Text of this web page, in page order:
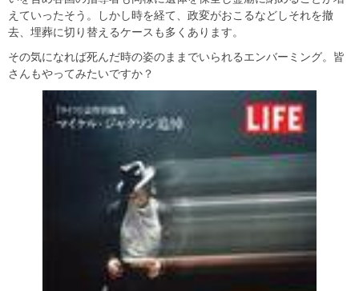
えていったそう。しかし時を経て、政変がおこるなどしそれを撤
去、埋葬に切り替えるケースも多くあります。
その気になれば死んだ時の姿のままでいられるエンバーミング。皆
さんもやってみたいですか？